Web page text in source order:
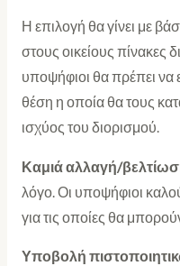
Η επιλογή θα γίνει με
στους οικείους πίνακες
υποψήφιοι θα πρέπει να
θέση η οποία θα τους
ισχύος του διορισμού.
Καμιά αλλαγή/
λόγο. Οι υποψήφιοι
για τις οποίες θα
Υποβολή